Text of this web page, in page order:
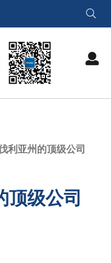
利亚州的顶级公司
顶级公司